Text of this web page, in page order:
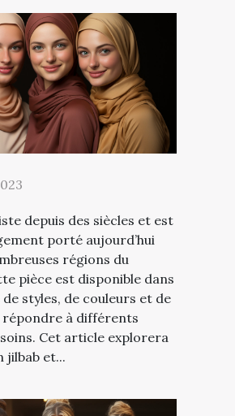
depuis des siècles et est
porté aujourd’hui
régions du
pièce est disponible dans
styles, de couleurs et de
à différents
Cet article explorera
jilbab et...